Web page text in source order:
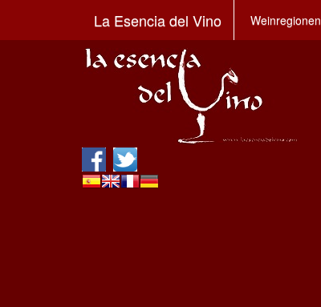
La Esencia del Vino Weinregionen